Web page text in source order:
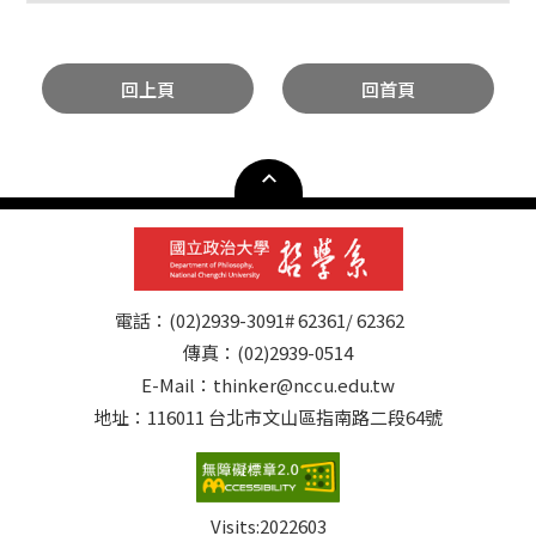
回上頁 回首頁
電話：(02)2939-3091# 62361/ 62362
傳真：(02)2939-0514
E-Mail：thinker@nccu.edu.tw
地址：116011 台北市文山區指南路二段64號
Visits:2022603